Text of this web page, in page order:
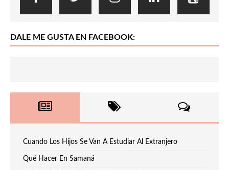
DALE ME GUSTA EN FACEBOOK:
Cuando Los Hijos Se Van A Estudiar Al Extranjero
Qué Hacer En Samaná